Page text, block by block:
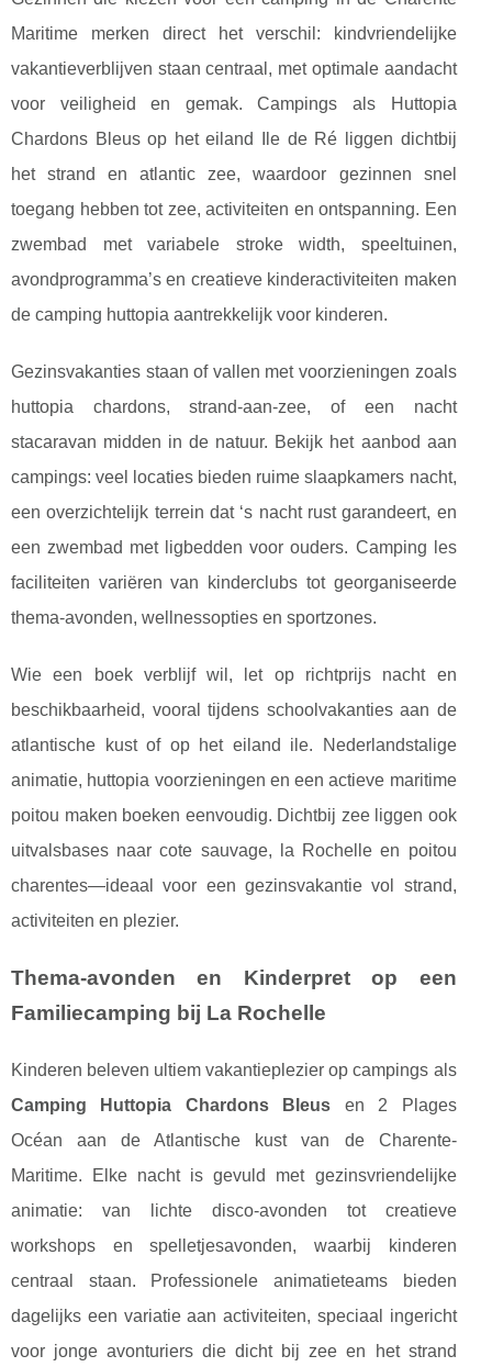
Maritime merken direct het verschil: kindvriendelijke
vakantieverblijven staan centraal, met optimale aandacht
voor veiligheid en gemak. Campings als Huttopia
Chardons Bleus op het eiland Ile de Ré liggen dichtbij
het strand en atlantic zee, waardoor gezinnen snel
toegang hebben tot zee, activiteiten en ontspanning. Een
zwembad met variabele stroke width, speeltuinen,
avondprogramma’s en creatieve kinderactiviteiten maken
de camping huttopia aantrekkelijk voor kinderen.
Gezinsvakanties staan of vallen met voorzieningen zoals
huttopia chardons, strand-aan-zee, of een nacht
stacaravan midden in de natuur. Bekijk het aanbod aan
campings: veel locaties bieden ruime slaapkamers nacht,
een overzichtelijk terrein dat ‘s nacht rust garandeert, en
een zwembad met ligbedden voor ouders. Camping les
faciliteiten variëren van kinderclubs tot georganiseerde
thema-avonden, wellnessopties en sportzones.
Wie een boek verblijf wil, let op richtprijs nacht en
beschikbaarheid, vooral tijdens schoolvakanties aan de
atlantische kust of op het eiland ile. Nederlandstalige
animatie, huttopia voorzieningen en een actieve maritime
poitou maken boeken eenvoudig. Dichtbij zee liggen ook
uitvalsbases naar cote sauvage, la Rochelle en poitou
charentes—ideaal voor een gezinsvakantie vol strand,
activiteiten en plezier.
Thema-avonden en Kinderpret op een
Familiecamping bij La Rochelle
Kinderen beleven ultiem vakantieplezier op campings als
Camping Huttopia Chardons Bleus en 2 Plages
Océan aan de Atlantische kust van de Charente-
Maritime. Elke nacht is gevuld met gezinsvriendelijke
animatie: van lichte disco-avonden tot creatieve
workshops en spelletjesavonden, waarbij kinderen
centraal staan. Professionele animatieteams bieden
dagelijks een variatie aan activiteiten, speciaal ingericht
voor jonge avonturiers die dicht bij zee en het strand